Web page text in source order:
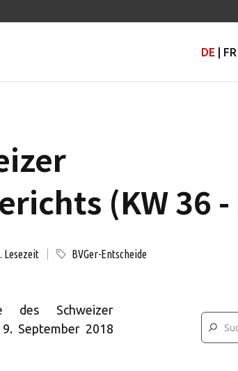
DE FR
(KW 36 -
Lesezeit BVGer-Entscheide
des Schweizer
September 2018